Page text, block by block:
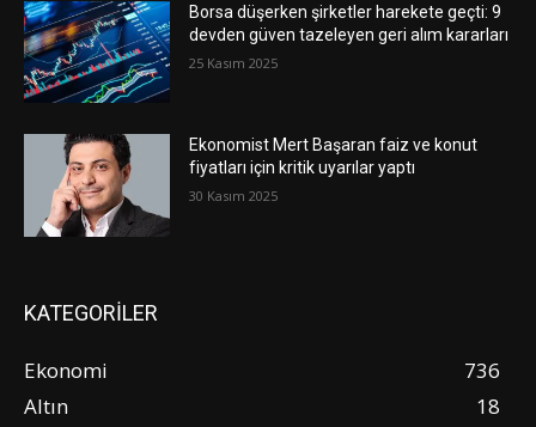
Borsa düşerken şirketler harekete geçti: 9
devden güven tazeleyen geri alım kararları
25 Kasım 2025
Ekonomist Mert Başaran faiz ve konut
fiyatları için kritik uyarılar yaptı
30 Kasım 2025
KATEGORİLER
Ekonomi
736
Altın
18